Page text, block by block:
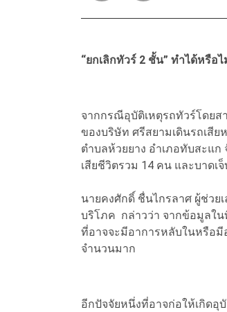
“ยกเลิกทัวร์ 2 ชั้น” ทำได้หรือไ
จากกรณีอุบัติเหตุรถทัวร์โดยส
ของบริษัท ศรีสยามเดินรถเสี
ตำบลห้วยยาง อำเภอทับสะแ
เสียชีวิตรวม 14 คน และบาด
นายคงศักดิ์ ชื่นไกรลาศ ผู้ช่ว
บริโภค กล่าวว่า จากข้อมูลใน
ที่อาจจะมีอาการหลับในหรือมี
จำนวนมาก
อีกปัจจัยหนึ่งที่อาจก่อให้เกิดอุ